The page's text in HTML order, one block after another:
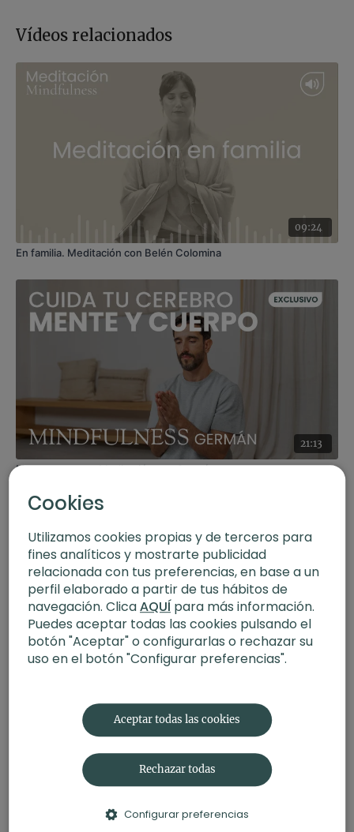
Vídeos relacionados
09:24
En familia. Meditación con Belén Colomina
21:13
Mente y cuerpo. Meditación con Germán
Cookies
Utilizamos cookies propias y de terceros para
fines analíticos y mostrarte publicidad
relacionada con tus preferencias, en base a un
perfil elaborado a partir de tus hábitos de
navegación. ClicaAQUÍpara más información.
Puedes aceptar todas las cookies pulsando el
botón "Aceptar" o configurarlas o rechazar su
uso en el botón "Configurar preferencias".
Aceptar todas las cookies
Rechazar todas
Configurar preferencias